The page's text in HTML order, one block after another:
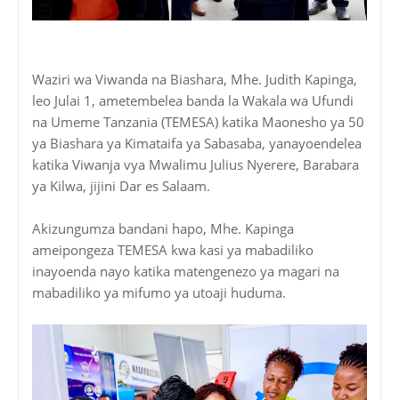
Waziri wa Viwanda na Biashara, Mhe. Judith Kapinga,
leo Julai 1, ametembelea banda la Wakala wa Ufundi
na Umeme Tanzania (TEMESA) katika Maonesho ya 50
ya Biashara ya Kimataifa ya Sabasaba, yanayoendelea
katika Viwanja vya Mwalimu Julius Nyerere, Barabara
ya Kilwa, jijini Dar es Salaam.
Akizungumza bandani hapo, Mhe. Kapinga
ameipongeza TEMESA kwa kasi ya mabadiliko
inayoenda nayo katika matengenezo ya magari na
mabadiliko ya mifumo ya utoaji huduma.